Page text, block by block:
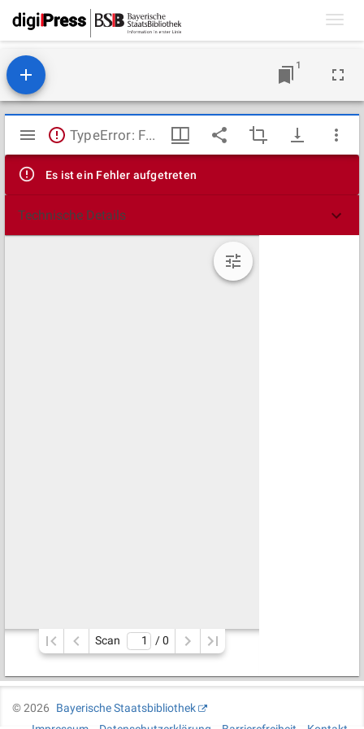
1
Mirador
Viewer
TypeError: Failed to fetch
Es ist ein Fehler aufgetreten
Technische Details
Scan / 0
©2026
Bayerische Staatsbibliothek